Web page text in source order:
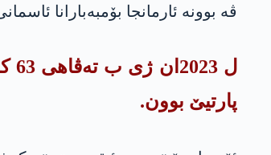
ڤە بوونە ئارمانجا بۆمبەبارانا
ل
پارتیێ بوون.